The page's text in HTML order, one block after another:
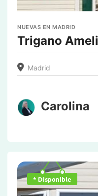
NUEVAS EN MADRID
Trigano
Madrid
Carolina
* Disponible